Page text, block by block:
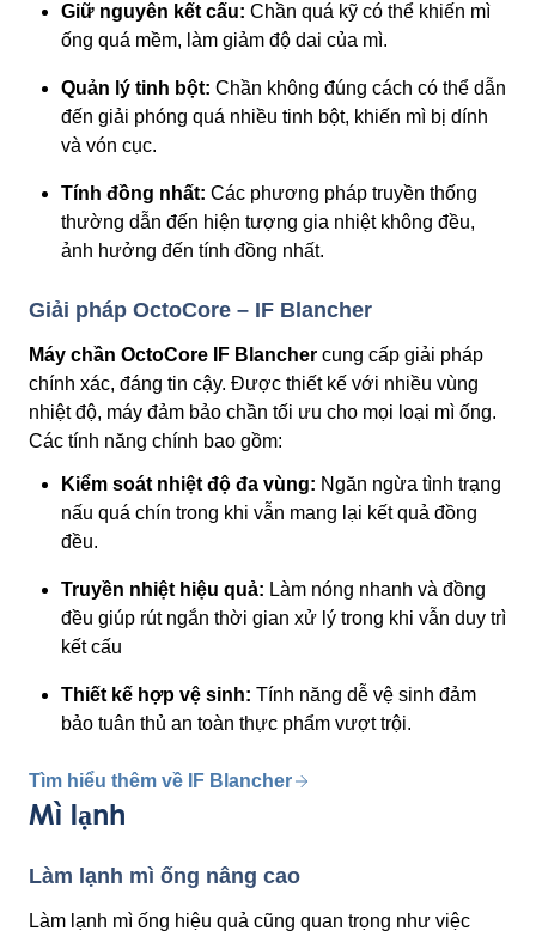
Giữ nguyên kết cấu: Chần quá kỹ có thể khiến mì
ống quá mềm, làm giảm độ dai của mì.
Quản lý tinh bột: Chần không đúng cách có thể dẫn
đến giải phóng quá nhiều tinh bột, khiến mì bị dính
và vón cục.
Tính đồng nhất: Các phương pháp truyền thống
thường dẫn đến hiện tượng gia nhiệt không đều,
ảnh hưởng đến tính đồng nhất.
Giải pháp OctoCore – IF Blancher
Máy chần OctoCore IF Blancher cung cấp giải pháp
chính xác, đáng tin cậy. Được thiết kế với nhiều vùng
nhiệt độ, máy đảm bảo chần tối ưu cho mọi loại mì ống.
Các tính năng chính bao gồm:
Kiểm soát nhiệt độ đa vùng: Ngăn ngừa tình trạng
nấu quá chín trong khi vẫn mang lại kết quả đồng
đều.
Truyền nhiệt hiệu quả: Làm nóng nhanh và đồng
đều giúp rút ngắn thời gian xử lý trong khi vẫn duy trì
kết cấu
Thiết kế hợp vệ sinh: Tính năng dễ vệ sinh đảm
bảo tuân thủ an toàn thực phẩm vượt trội.
Tìm hiểu thêm về IF Blancher
Mì lạnh
Làm lạnh mì ống nâng cao
Làm lạnh mì ống hiệu quả cũng quan trọng như việc